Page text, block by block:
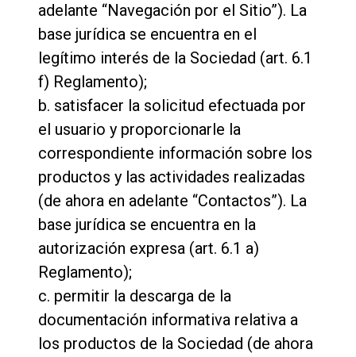
adelante “Navegación por el Sitio”). La
base jurídica se encuentra en el
legítimo interés de la Sociedad (art. 6.1
f) Reglamento);
b. satisfacer la solicitud efectuada por
el usuario y proporcionarle la
correspondiente información sobre los
productos y las actividades realizadas
(de ahora en adelante “Contactos”). La
base jurídica se encuentra en la
autorización expresa (art. 6.1 a)
Reglamento);
c. permitir la descarga de la
documentación informativa relativa a
los productos de la Sociedad (de ahora